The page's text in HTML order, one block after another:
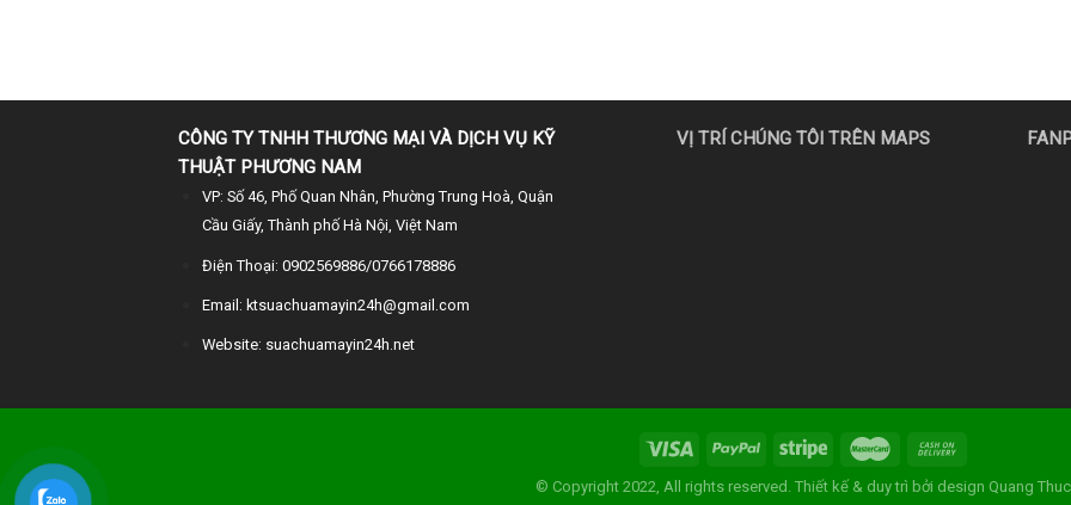
CÔNG TY TNHH THƯƠNG MẠI VÀ DỊCH VỤ KỸ
THUẬT PHƯƠNG NAM
VP: Số 46, Phố Quan Nhân, Phường Trung Hoà, Quận
Cầu Giấy, Thành phố Hà Nội, Việt Nam
Điện Thoại: 0902569886/0766178886
Email: ktsuachuamayin24h@gmail.com
Website: suachuamayin24h.net
VỊ TRÍ CHÚNG TÔI TRÊN MAPS
© Copyright 2022, All rights reserved. Thiết kế & duy trì bởi design Quang Thuc